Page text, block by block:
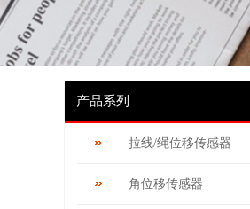
产品系列
拉线/绳位移传感器
角位移传感器